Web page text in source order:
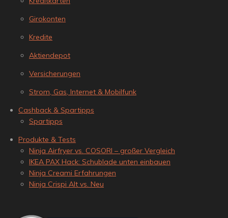
Girokonten
Kredite
Aktiendepot
Versicherungen
Strom, Gas, Internet & Mobilfunk
Cashback & Spartipps
Spartipps
Produkte & Tests
Ninja Airfryer vs. COSORI – großer Vergleich
IKEA PAX Hack: Schublade unten einbauen
Ninja Creami Erfahrungen
Ninja Crispi Alt vs. Neu